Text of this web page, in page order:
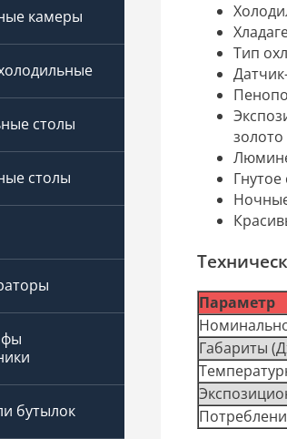
камеры
столы
столы
бутылок
Тип
золото
Гнутое
Параметр
Габариты